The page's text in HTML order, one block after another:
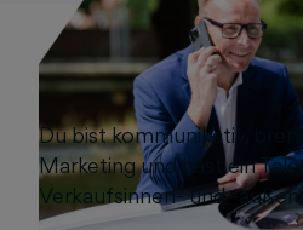
Du bist kommunikativ,
Marketing und hast ein
Verkaufsinnen- und -